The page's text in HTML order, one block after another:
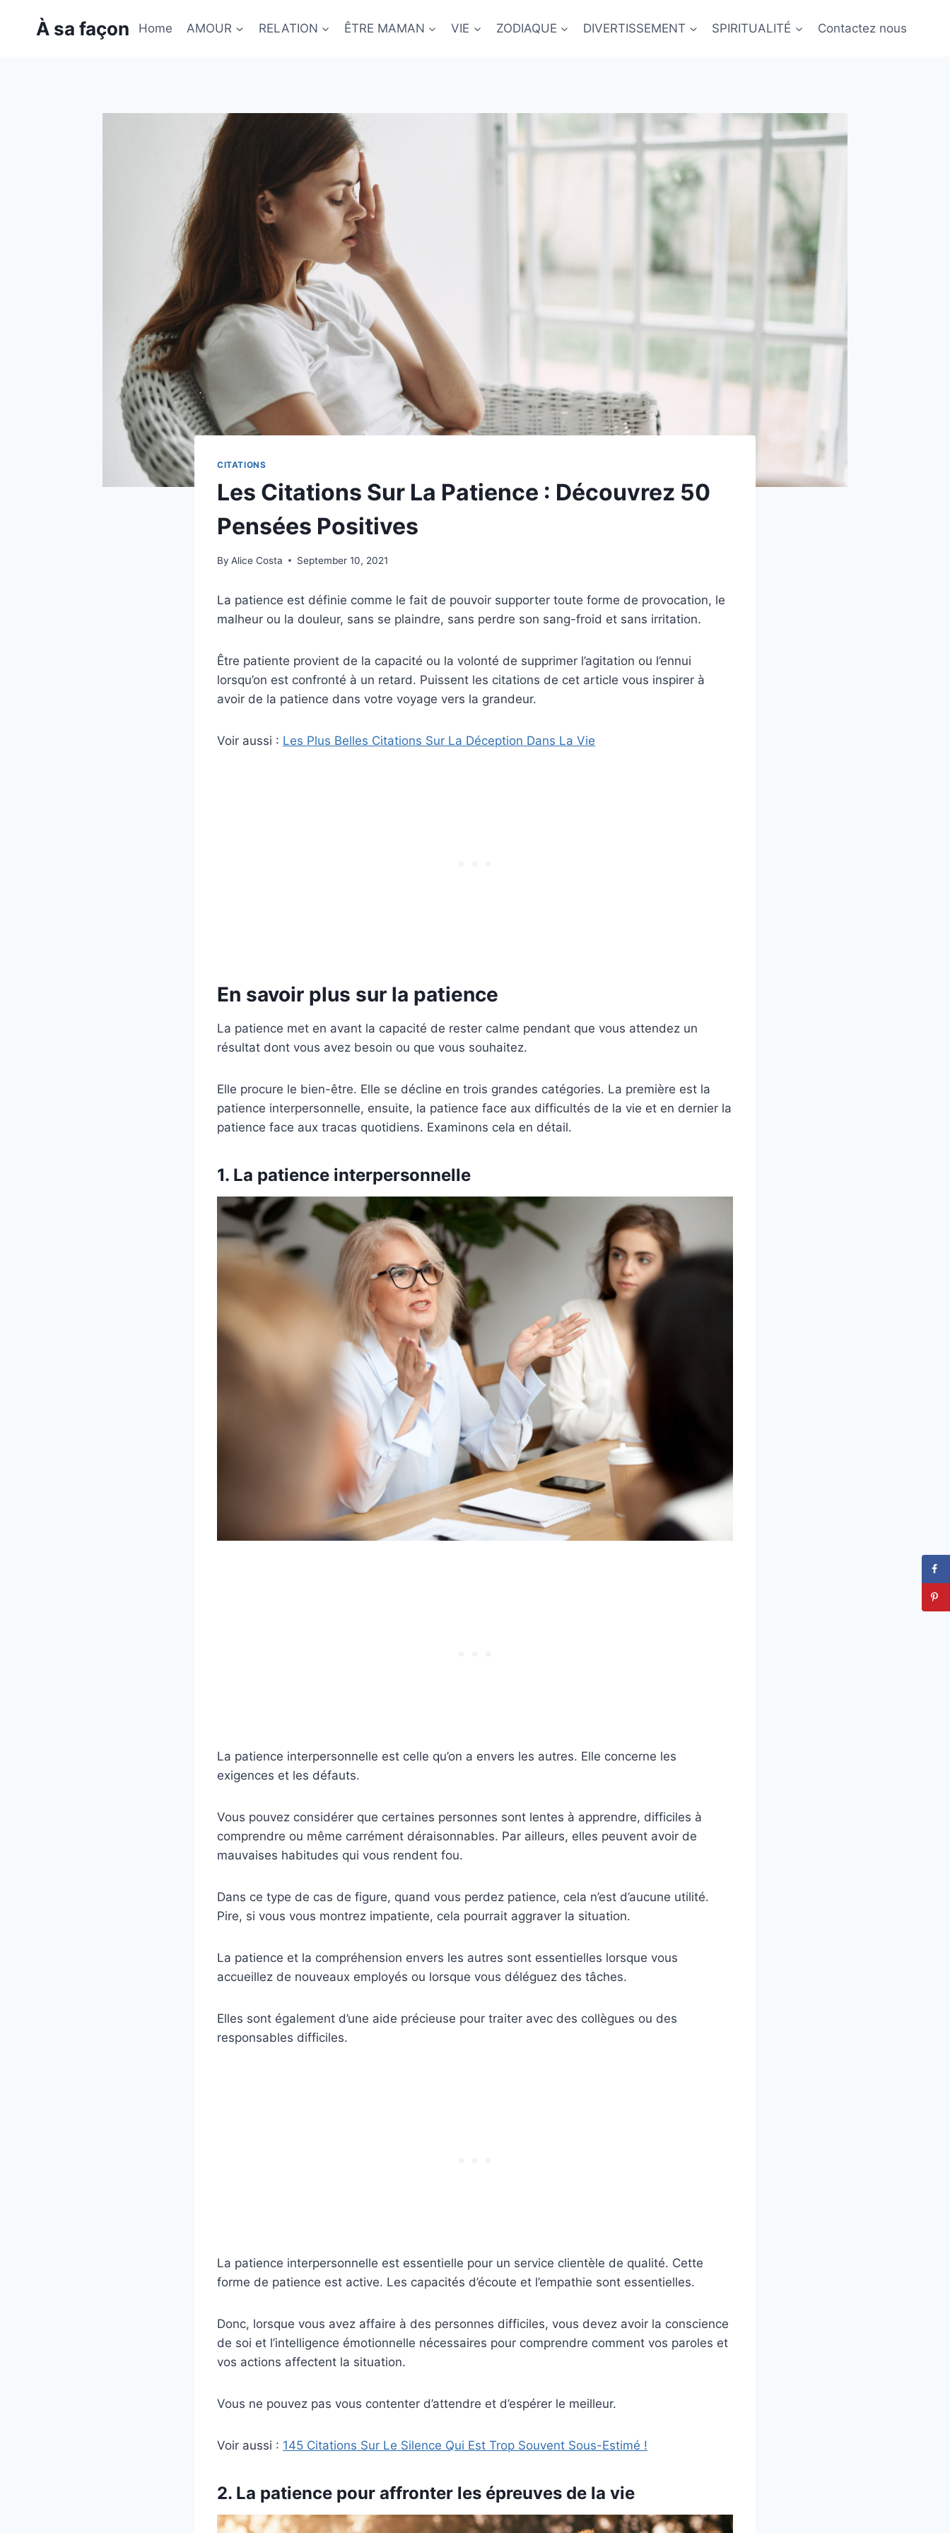
À sa façon Home AMOUR RELATION ÊTRE MAMAN VIE ZODIAQUE DIVERTISSEMENT SPIRITUALITÉ Contactez nous
CITATIONS
Les Citations Sur La Patience : Découvrez 50
Pensées Positives
By Alice Costa September 10, 2021
La patience est définie comme le fait de pouvoir supporter toute forme de provocation, le
malheur ou la douleur, sans se plaindre, sans perdre son sang-froid et sans irritation.
Être patiente provient de la capacité ou la volonté de supprimer l’agitation ou l’ennui
lorsqu’on est confronté à un retard. Puissent les citations de cet article vous inspirer à
avoir de la patience dans votre voyage vers la grandeur.
Voir aussi : Les Plus Belles Citations Sur La Déception Dans La Vie
En savoir plus sur la patience
La patience met en avant la capacité de rester calme pendant que vous attendez un
résultat dont vous avez besoin ou que vous souhaitez.
Elle procure le bien-être. Elle se décline en trois grandes catégories. La première est la
patience interpersonnelle, ensuite, la patience face aux difficultés de la vie et en dernier la
patience face aux tracas quotidiens. Examinons cela en détail.
1. La patience interpersonnelle
La patience interpersonnelle est celle qu’on a envers les autres. Elle concerne les
exigences et les défauts.
Vous pouvez considérer que certaines personnes sont lentes à apprendre, difficiles à
comprendre ou même carrément déraisonnables. Par ailleurs, elles peuvent avoir de
mauvaises habitudes qui vous rendent fou.
Dans ce type de cas de figure, quand vous perdez patience, cela n’est d’aucune utilité.
Pire, si vous vous montrez impatiente, cela pourrait aggraver la situation.
La patience et la compréhension envers les autres sont essentielles lorsque vous
accueillez de nouveaux employés ou lorsque vous déléguez des tâches.
Elles sont également d’une aide précieuse pour traiter avec des collègues ou des
responsables difficiles.
La patience interpersonnelle est essentielle pour un service clientèle de qualité. Cette
forme de patience est active. Les capacités d’écoute et l’empathie sont essentielles.
Donc, lorsque vous avez affaire à des personnes difficiles, vous devez avoir la conscience
de soi et l’intelligence émotionnelle nécessaires pour comprendre comment vos paroles et
vos actions affectent la situation.
Vous ne pouvez pas vous contenter d’attendre et d’espérer le meilleur.
Voir aussi : 145 Citations Sur Le Silence Qui Est Trop Souvent Sous-Estimé !
2. La patience pour affronter les épreuves de la vie